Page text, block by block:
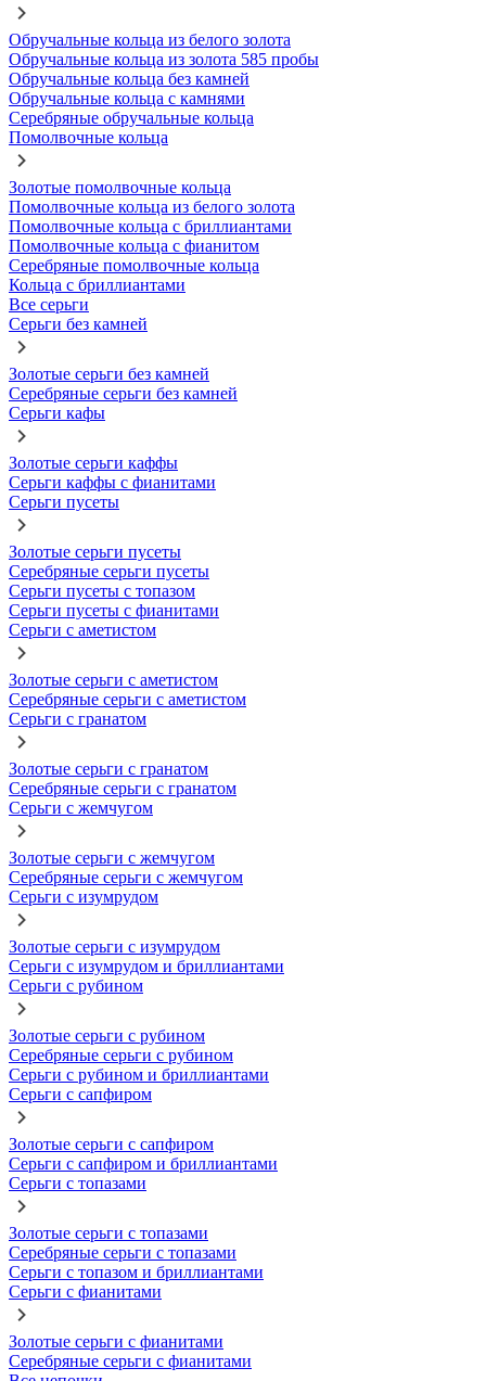
Обручальные кольца из белого золота
Обручальные кольца из золота 585 пробы
Обручальные кольца без камней
Обручальные кольца с камнями
Серебряные обручальные кольца
Помолвочные кольца
Золотые помолвочные кольца
Помолвочные кольца из белого золота
Помолвочные кольца с бриллиантами
Помолвочные кольца с фианитом
Серебряные помолвочные кольца
Кольца с бриллиантами
Все серьги
Серьги без камней
Золотые серьги без камней
Серебряные серьги без камней
Серьги кафы
Золотые серьги каффы
Серьги каффы с фианитами
Серьги пусеты
Золотые серьги пусеты
Серебряные серьги пусеты
Серьги пусеты с топазом
Серьги пусеты с фианитами
Серьги с аметистом
Золотые серьги с аметистом
Серебряные серьги с аметистом
Серьги с гранатом
Золотые серьги с гранатом
Серебряные серьги с гранатом
Серьги с жемчугом
Золотые серьги с жемчугом
Серебряные серьги с жемчугом
Серьги с изумрудом
Золотые серьги с изумрудом
Серьги с изумрудом и бриллиантами
Серьги с рубином
Золотые серьги с рубином
Серебряные серьги с рубином
Серьги с рубином и бриллиантами
Серьги с сапфиром
Золотые серьги с сапфиром
Серьги с сапфиром и бриллиантами
Серьги с топазами
Золотые серьги с топазами
Серебряные серьги с топазами
Серьги с топазом и бриллиантами
Серьги с фианитами
Золотые серьги с фианитами
Серебряные серьги с фианитами